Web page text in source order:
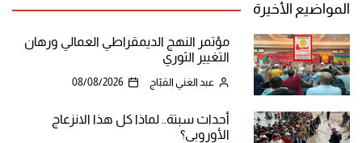
المواضيع الأخيرة
مؤتمر النهج الديمقراطي العمالي ورهان
التغيير الثوري
عبد الغني القبّاج 08/08/2026
أحداث سبتة.. لماذا كل هذا الانزعاج
الأوروبي؟